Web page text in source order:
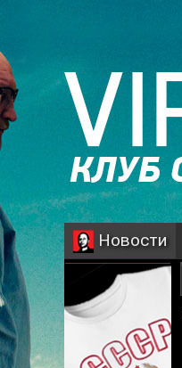
Новости